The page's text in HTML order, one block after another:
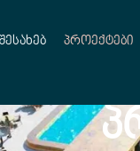
პროექტები